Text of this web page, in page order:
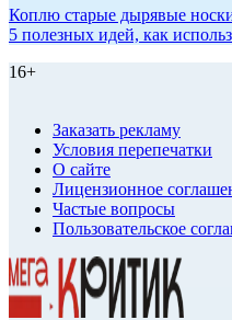
Коплю старые дырявые
5 полезных идей, как
16+
Заказать рекламу
Условия перепечатки
О сайте
Лицензионное
Частые вопросы
Пользовательское